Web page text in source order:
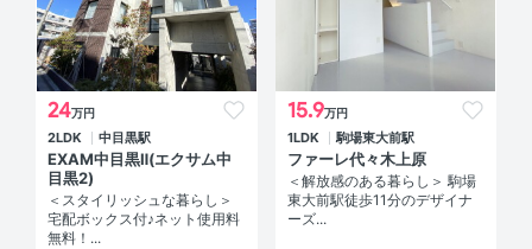
24万円
2LDK 中目黒駅
EXAM中目黒Ⅱ(エクサム中
目黒2)
＜スタイリッシュな暮らし＞
宅配ボックス付♪ネット使用料
無料！...
15.9万円
1LDK 駒場東大前駅
ファーレ代々木上原
＜解放感のある暮らし＞ 駒場
東大前駅徒歩11分のデザイナ
ーズ...